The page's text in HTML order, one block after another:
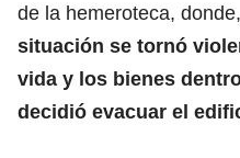
de la hemeroteca,
situación se tornó
vida y los bienes
decidió evacuar el